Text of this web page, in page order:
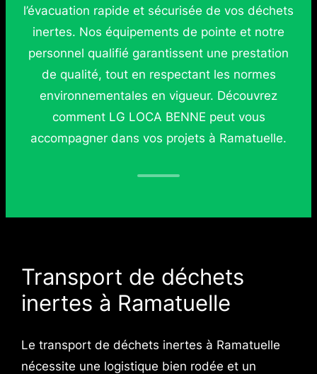
l’évacuation rapide et sécurisée de vos déchets
inertes. Nos équipements de pointe et notre
personnel qualifié garantissent une prestation
de qualité, tout en respectant les normes
environnementales en vigueur. Découvrez
comment LG LOCA BENNE peut vous
accompagner dans vos projets à Ramatuelle.
Transport de déchets
inertes à Ramatuelle
Le transport de déchets inertes à Ramatuelle
nécessite une logistique bien rodée et un